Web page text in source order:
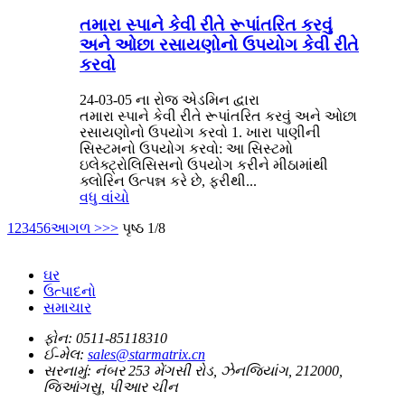
તમારા સ્પાને કેવી રીતે રૂપાંતરિત કરવું
અને ઓછા રસાયણોનો ઉપયોગ કેવી રીતે
કરવો
24-03-05 ના રોજ એડમિન દ્વારા
તમારા સ્પાને કેવી રીતે રૂપાંતરિત કરવું અને ઓછા
રસાયણોનો ઉપયોગ કરવો 1. ખારા પાણીની
સિસ્ટમનો ઉપયોગ કરવો: આ સિસ્ટમો
ઇલેક્ટ્રોલિસિસનો ઉપયોગ કરીને મીઠામાંથી
ક્લોરિન ઉત્પન્ન કરે છે, ફરીથી...
વધુ વાંચો
1 23456આગળ >>> પૃષ્ઠ 1/8
ઘર
ઉત્પાદનો
સમાચાર
ફોન: 0511-85118310
ઈ-મેલ: sales@starmatrix.cn
સરનામું: નંબર 253 મેંગસી રોડ, ઝેનજિયાંગ, 212000,
જિઆંગસુ, પીઆર ચીન